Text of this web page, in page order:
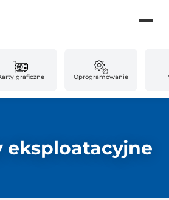
graficzne Oprogramowanie
eksploatacyjne